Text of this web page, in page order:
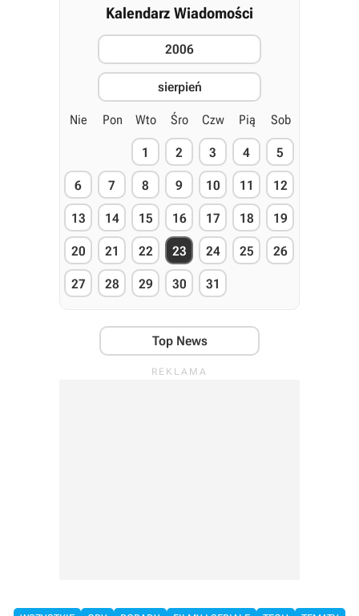
Kalendarz Wiadomości
2006
sierpień
Nie Pon Wto Śro Czw Pią Sob
1 2 3 4 5
6 7 8 9 10 11 12
13 14 15 16 17 18 19
20 21 22 23 24 25 26
27 28 29 30 31
Top News